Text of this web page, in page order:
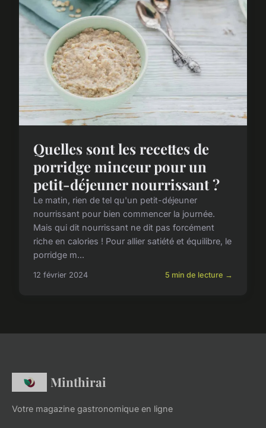
Quelles sont les recettes de
porridge minceur pour un
petit-déjeuner nourrissant ?
Le matin, rien de tel qu'un petit-déjeuner
nourrissant pour bien commencer la journée.
Mais qui dit nourrissant ne dit pas forcément
riche en calories ! Pour allier satiété et équilibre, le
porridge m...
12 février 2024 5 min de lecture →
Minthirai
Votre magazine gastronomique en ligne